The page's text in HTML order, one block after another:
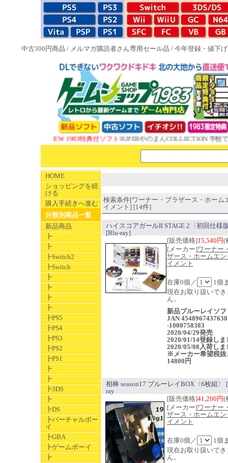
中古300円商品 / メルマガ購読者さん専用セール品 / 今年登録・値下
NEW 1983特典付ソフトSUPERやのまんCOLLECTION 学校であっ
HOME
ショッピングを続
ける
購入手続きへ進む
分類別商品一覧
新品商品
┣
┣
┣Switch2
┣Switch
┣
┣
┣
┣
┣PS5
┣PS4
┣PS3
┣PS2
┣PS1
┣
┣
┣3DS
┣
┣DS
┣バーチャルボー
イ
┣GBA
┣ゲームボーイ
┣
検索条件[ワーナー・ブラザース・ホーム
イメント] [14件]
ハイスコアガールII STAGE 2〈初回仕様
[Blu-ray]
[販売価格]15,540円(
[メーカー]ワーナー
ザース・ホームエン
イメント
在庫0個／
1個
現在お取り扱いでき
ん。
新品ブルーレイソフ
JAN 4548967437638
-1000758383
2020/04/29発売
2020/01/14登録しま
2020/05/08入荷しま
※メーカー希望税抜
14800円
相棒 season17 ブルーレイBOX〈6枚組〉
ray
[販売価格]41,200円(
[メーカー]ワーナー
ザース・ホームエン
イメント
在庫0個／
1個
現在お取り扱いでき
ん。